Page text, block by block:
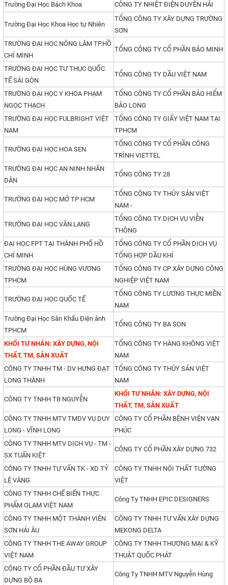
Trường Đại Học Bách Khoa
CÔNG TY NHIỆT ĐIỆN DUYÊN HẢI
Trường Đại Học Khoa Học tự Nhiên
TỔNG CÔNG TY XÂY DỰNG TRƯỜNG
SƠN
TRƯỜNG ĐẠI HỌC NÔNG LÂM TP.HỒ
CHÍ MINH
TỔNG CÔNG TY CỔ PHẦN BẢO MINH
TRƯỜNG ĐẠI HỌC TƯ THỤC QUỐC
TẾ SÀI GÒN
TỔNG CÔNG TY DẦU VIỆT NAM
TRƯỜNG ĐẠI HỌC Y KHOA PHẠM
NGỌC THẠCH
TỔNG CÔNG TY CỔ PHẦN BẢO HIỂM
BẢO LONG
TRƯỜNG ĐẠI HỌC FULBRIGHT VIỆT
NAM
TỔNG CÔNG TY GIẤY VIỆT NAM TẠI
TPHCM
TRƯỜNG ĐẠI HỌC HOA SEN
TỔNG CÔNG TY CỔ PHẦN CÔNG
TRÌNH VIETTEL
TRƯỜNG ĐẠI HỌC AN NINH NHÂN
DÂN
TỔNG CÔNG TY 28
TRƯỜNG ĐẠI HỌC MỞ TP HCM
TỔNG CÔNG TY THỦY SẢN VIỆT
NAM -
TRƯỜNG ĐẠI HỌC VĂN LANG
TỔNG CÔNG TY DỊCH VỤ VIỄN
THÔNG
ĐẠI HỌC FPT TẠI THÀNH PHỐ HỒ
CHÍ MINH
TỔNG CÔNG TY CỔ PHẦN DỊCH VỤ
TỔNG HỢP DẦU KHÍ
TRƯỜNG ĐẠI HỌC HÙNG VƯƠNG
TPHCM
TỔNG CÔNG TY CP XÂY DỰNG CÔNG
NGHIỆP VIỆT NAM
TRƯỜNG ĐẠI HỌC QUỐC TẾ
TỔNG CÔNG TY LƯƠNG THỰC MIỀN
NAM
Trường Đại Học Sân Khấu Điện ảnh
TPHCM
TỔNG CÔNG TY BA SON
KHỐI TƯ NHÂN: XÂY DỰNG, NỘI
THẤT, TM, SẢN XUẤT
TỔNG CÔNG TY HÀNG KHÔNG VIỆT
NAM
CÔNG TY TNHH TM - DV HƯNG ĐẠT
LONG THÀNH
TỔNG CÔNG TY THỦY SẢN VIỆT
NAM
CÔNG TY TNHH TB NGUYỄN
KHỐI TƯ NHÂN: XÂY DỰNG, NỘI
THẤT, TM, SẢN XUẤT
CÔNG TY TNHH MTV TMDV VỤ DUY
LONG - VĨNH LONG
CÔNG TY CỔ PHẦN BỆNH VIỆN VẠN
PHÚC
CÔNG TY TNHH MTV DỊCH VỤ - TM -
SX TUẤN KIỆT
CÔNG TY CỔ PHẦN XÂY DỰNG 732
CÔNG TY TNHH TƯ VẤN TK - XD TỶ
LỆ VÀNG
CÔNG TY TNHH NỘI THẤT TƯỜNG
VIỆT
CÔNG TY TNHH CHẾ BIẾN THỰC
PHẨM OLAM VIỆT NAM
Công Ty TNHH EPIC DESIGNERS
CÔNG TY TNHH MỘT THÀNH VIÊN
SƠN HẢI ÂU
CÔNG TY TNHH TƯ VẤN XÂY DỰNG
MEKONG DELTA
CÔNG TY TNHH THE AWAY GROUP
VIỆT NAM
CÔNG TY TNHH THƯƠNG MẠI & KỸ
THUẬT QUỐC PHÁT
CÔNG TY CỔ PHẦN ĐẦU TƯ XÂY
DỰNG BỘ BA
Công Ty TNHH MTV Nguyễn Hùng